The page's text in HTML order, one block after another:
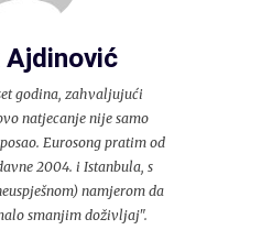
Ajdinović
godina, zahvaljujući
natjecanje nije samo
Eurosong pratim od
2004. i Istanbula, s
namjerom da
smanjim doživljaj".